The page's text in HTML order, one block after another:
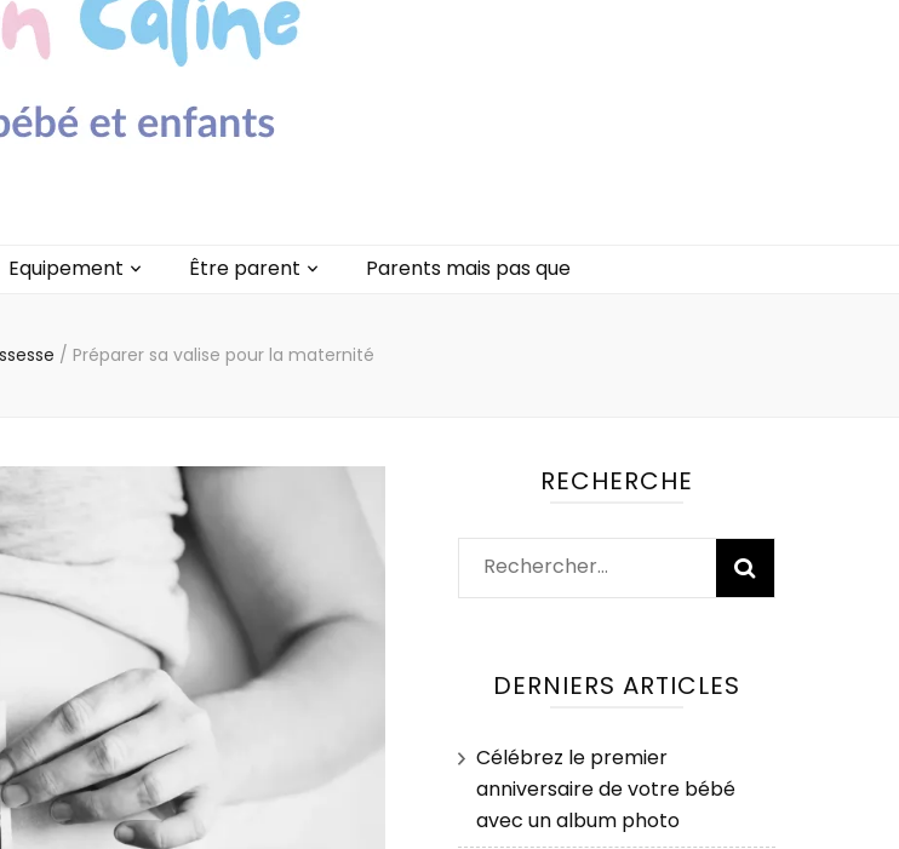
Equipement Être parent Parents mais pas que
/ Préparer sa valise pour la maternité
RECHERCHE
Rechercher :
DERNIERS ARTICLES
Célébrez le premier
anniversaire de votre bébé
avec un album photo